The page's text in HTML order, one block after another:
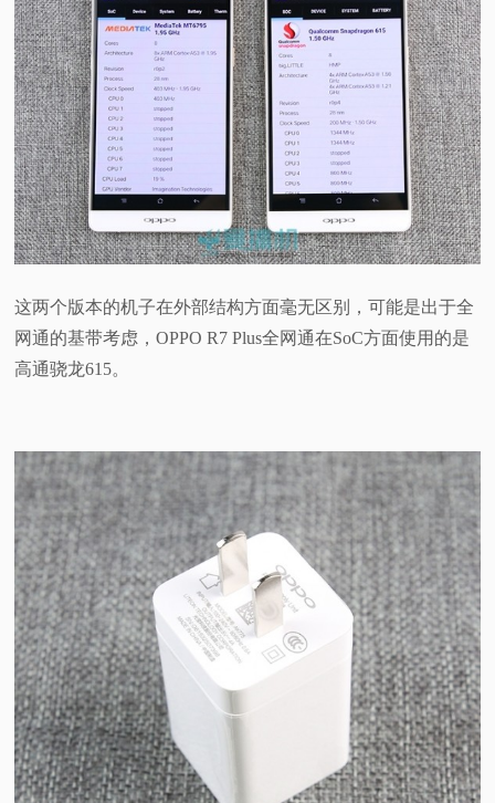
这两个版本的机子在外部结构方面毫无区别，可能是出于全
网通的基带考虑，OPPOR7 Plus全网通在SoC方面使用的是
高通骁龙615。